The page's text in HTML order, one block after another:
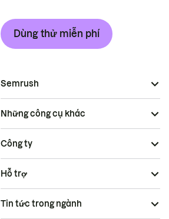
Dùng thử miễn phí
Semrush
Những công cụ khác
Công ty
Hỗ trợ
Tin tức trong ngành